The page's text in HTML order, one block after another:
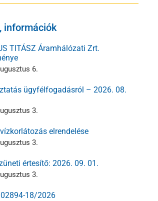
információk
TITÁSZ Áramhálózati Zrt.
6.
ügyfélfogadásról – 2026. 08.
3.
elrendelése
3.
értesítő: 2026. 09. 01.
3.
18/2026